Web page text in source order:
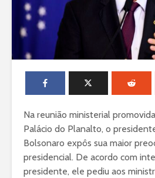
Na reunião ministerial
Palácio do Planalto, o
Bolsonaro expôs sua maior
presidencial. De acordo com
presidente, ele pediu aos